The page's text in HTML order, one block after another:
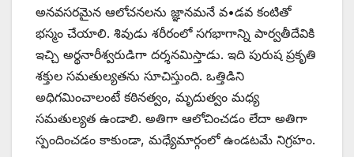
అనవసరమైన ఆలోచనలను జ్ఞానమనే వ•డవ కంటితో
భస్మం చేయాలి. శివుడు శరీరంలో సగభాగాన్ని పార్వతీదేవికి
ఇచ్చి అర్థనారీశ్వరుడిగా దర్శనమిస్తాడు. ఇది పురుష ప్రకృతి
శక్తుల సమతుల్యతను సూచిస్తుంది. ఒత్తిడిని
అధిగమించాలంటే కఠినత్వం, మృదుత్వం మధ్య
సమతుల్యత ఉండాలి. అతిగా ఆలోచించడం లేదా అతిగా
స్పందించడం కాకుండా, మధ్యేమార్గంలో ఉండటమే నిగ్రహం.